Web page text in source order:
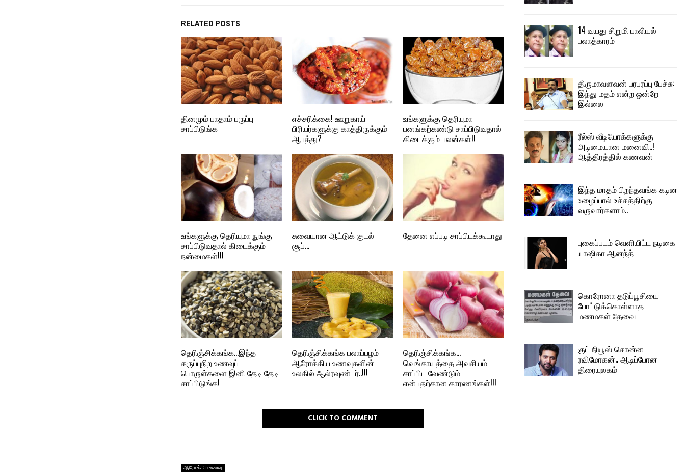
RELATED POSTS
தினமும் பாதாம் பருப்பு
சாப்பிடுங்க
எச்சரிக்கை! ஊறுகாய்
பிரியர்களுக்கு காத்திருக்கும்
ஆபத்து?
உங்களுக்கு தெரியுமா
பனங்கற்கண்டு சாப்பிடுவதால்
கிடைக்கும் பலன்கள்!!
உங்களுக்கு தெரியுமா நுங்கு
சாப்பிடுவதால் கிடைக்கும்
நன்மைகள்!!!
சுவையான ஆட்டுக் குடல்
சூப்…
தேனை எப்படி சாப்பிடக்கூடாது
தெரிஞ்சிக்கங்க…இந்த
கருப்புநிற உணவுப்
பொருள்களை இனி தேடி தேடி
சாப்பிடுங்க!
தெரிஞ்சிக்கங்க பலாப்பழம்
ஆரோக்கிய உணவுகளின்
உலகில் ஆல்ரவுண்டர்..!!!
தெரிஞ்சிக்கங்க…
வெங்காயத்தை அவசியம்
சாப்பிட வேண்டும்
என்பதற்கான காரணங்கள்!!!
CLICK TO COMMENT
ஆரோக்கிய உணவு
14 வயது சிறுமி பாலியல்
பலாத்காரம்
திருமாவளவன் பரபரப்பு பேச்சு:
இந்து மதம் என்ற ஒன்றே
இல்லை
ரீல்ஸ் வீடியோக்களுக்கு
அடிமையான மனைவி..!
ஆத்திரத்தில் கணவன்
இந்த மாதம் பிறந்தவங்க கடின
உழைப்பால் உச்சத்திற்கு
வருவார்களாம்..
புகைப்படம் வெளியிட்ட நடிகை
யாஷிகா ஆனந்த்
கொரோனா தடுப்பூசியை
போட்டுக்கொள்ளாத
மணமகள் தேவை
குட் நியூஸ் சொன்ன
ரவிமோகன்.. ஆடிப்போன
திரையுலகம்